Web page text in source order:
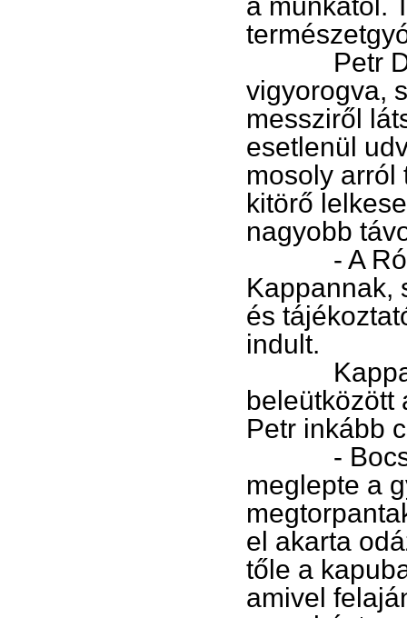
Petr
vigyorogva,
messziről
esetlenül
mosoly arról
kitörő
nagyobb
- A
Kappannak,
és
indult.
Kappan
beleütközött
Petr inkább
- Bocs! –
meglepte a
el akarta
tőle a
amivel